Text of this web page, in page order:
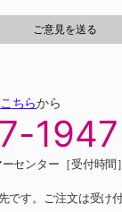
こちらから
1947
センター［受付時間
です。ご注文は受け